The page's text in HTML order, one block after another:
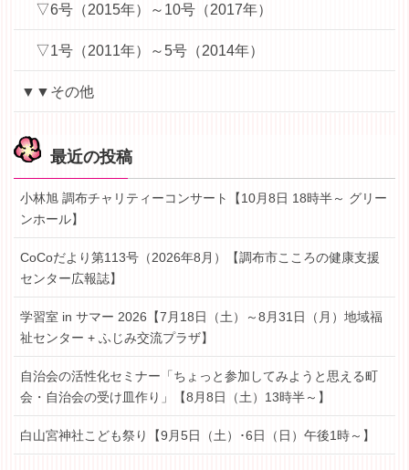
▽6号（2015年）～10号（2017年）
▽1号（2011年）～5号（2014年）
▼▼その他
最近の投稿
小林旭 調布チャリティーコンサート【10月8日 18時半～ グリー
ンホール】
CoCoだより第113号（2026年8月）【調布市こころの健康支援
センター広報誌】
学習室 in サマー 2026【7月18日（土）～8月31日（月）地域福
祉センター + ふじみ交流プラザ】
自治会の活性化セミナー「ちょっと参加してみようと思える町
会・自治会の受け皿作り」【8月8日（土）13時半～】
白山宮神社こども祭り【9月5日（土）･6日（日）午後1時～】